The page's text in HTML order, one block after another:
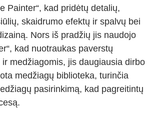
Painter“, kad pridėtų detalių,
skaidrumo efektų ir spalvų bei
Nors iš pradžių jis naudojo
kad nuotraukas paverstų
medžiagomis, jis daugiausia dirbo
medžiagų biblioteka, turinčia
pasirinkimą, kad pagreitintų